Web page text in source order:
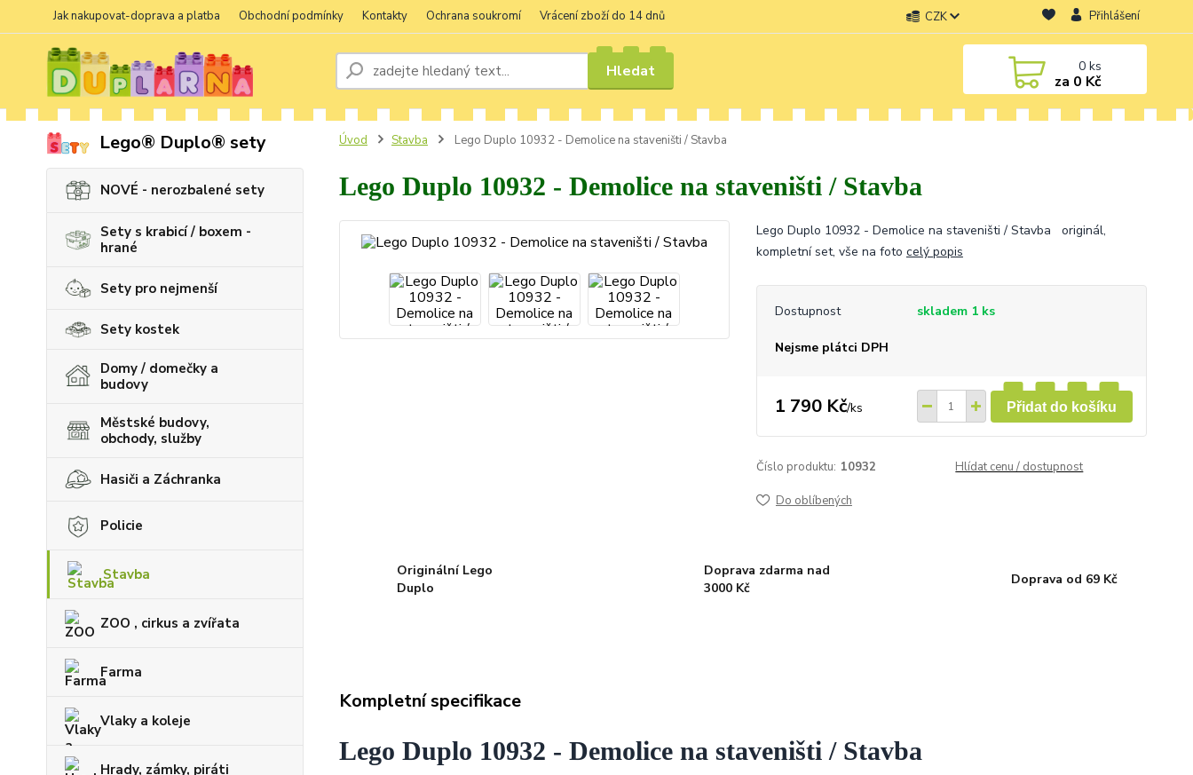
Jak nakupovat-doprava a platba Obchodní podmínky Kontakty Ochrana soukromí Vrácení zboží do 14 dnů CZK Přihlášení
Hledat 0ks
za 0 Kč
Lego® Duplo® sety
NOVÉ - nerozbalené sety
Sety s krabicí / boxem -
hrané
Sety pro nejmenší
Sety kostek
Domy / domečky a
budovy
Městské budovy,
obchody, služby
Hasiči a Záchranka
Policie
Stavba
ZOO , cirkus a zvířata
Farma
Vlaky a koleje
Hrady, zámky, piráti
Úvod Stavba Lego Duplo 10932 - Demolice na staveništi / Stavba
Lego Duplo 10932 - Demolice na staveništi / Stavba
Lego Duplo 10932 - Demolice na staveništi / Stavba originál,
kompletní set, vše na foto celý popis
Dostupnost skladem 1 ks
Nejsme plátci DPH
1 790 Kč/ks Přidat do košíku
Číslo produktu: 10932 Hlídat cenu / dostupnost
Do oblíbených
Originální Lego
Duplo
Doprava zdarma nad
3000 Kč
Doprava od 69 Kč
Kompletní specifikace
Lego Duplo 10932 - Demolice na staveništi / Stavba